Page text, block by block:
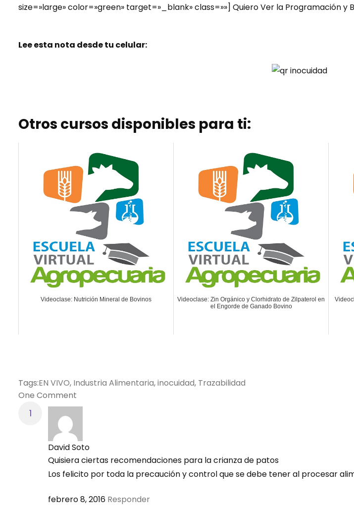
size=»large» color=»green» target=»_blank» class=»»] Quiero Ver la Programación
Lee esta nota desde tu celular:
Otros cursos disponibles para ti:
Videoclase: Nutrición Mineral de Bovinos
Videoclase: Zin Orgánico y Clorhidrato de Zilpaterol en
el Engorde de Ganado Bovino
Tags:EN VIVO, Industria Alimentaria,inocuidad, Trazabilidad
One Comment
David Soto
Quisiera ciertas recomendaciones para la crianza de patos
Los felicito por toda la precaución y control que se debe tener al procesar
febrero 8, 2016 Responder